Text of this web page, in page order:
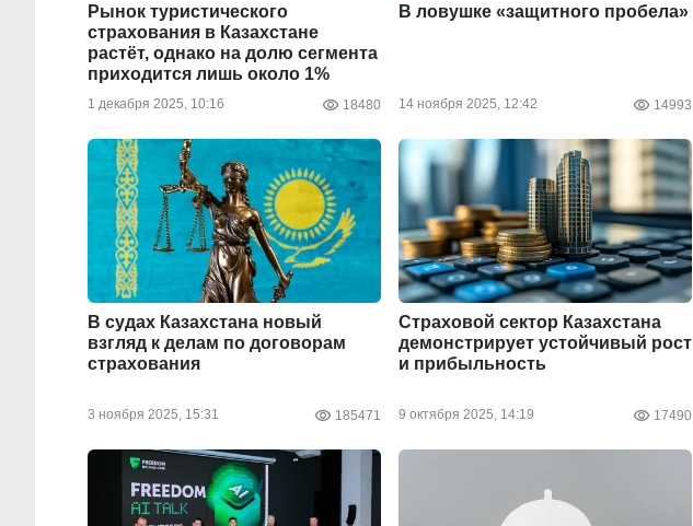
Рынок туристического
страхования в Казахстане
растёт, однако на долю сегмента
приходится лишь около 1%
1 декабря 2025, 10:16 18480
В ловушке «защитного пробела»
14 ноября 2025, 12:42 14993
В судах Казахстана новый
взгляд к делам по договорам
страхования
3 ноября 2025, 15:31 185471
Страховой сектор Казахстана
демонстрирует устойчивый рост
и прибыльность
9 октября 2025, 14:19 17490